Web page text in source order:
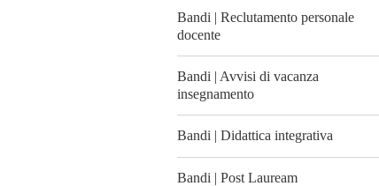
Bandi | Reclutamento personale
docente
Bandi | Avvisi di vacanza
insegnamento
Bandi | Didattica integrativa
Bandi | Post Lauream